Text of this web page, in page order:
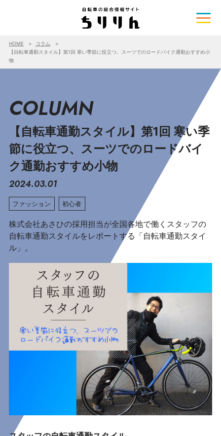
HOME
コラム
【自転車通勤スタイル】第1回 寒い季節に役立つ、スーツでのロードバイク通勤おすすめ小
物
COLUMN
【自転車通勤スタイル】第1回 寒い季
節に役立つ、スーツでのロードバイ
ク通勤おすすめ小物
2024.03.01
ファッション 初心者
株式会社あさひの採用担当が全国各地で働くスタッフの
自転車通勤スタイルをレポートする「自転車通勤スタイ
ル」。